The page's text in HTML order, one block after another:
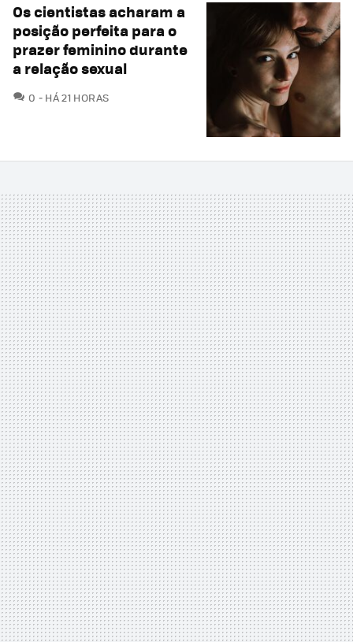
Os cientistas acharam a
posição perfeita para o
prazer feminino durante
a relação sexual
0 COMENTÁRIOS
HÁ 21 HORAS